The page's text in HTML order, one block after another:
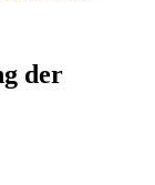
der